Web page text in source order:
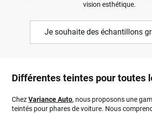
vision esthétique.
Je souhaite des échantillons
Différentes teintes pour toutes
ChezVariance Auto, nous proposons une
teintés pour phares de voiture. Nous